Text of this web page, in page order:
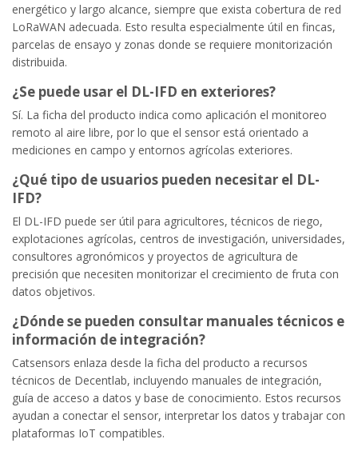
energético y largo alcance, siempre que exista cobertura de red
LoRaWAN adecuada. Esto resulta especialmente útil en fincas,
parcelas de ensayo y zonas donde se requiere monitorización
distribuida.
¿Se puede usar el DL-IFD en exteriores?
Sí. La ficha del producto indica como aplicación el monitoreo
remoto al aire libre, por lo que el sensor está orientado a
mediciones en campo y entornos agrícolas exteriores.
¿Qué tipo de usuarios pueden necesitar el DL-
IFD?
El DL-IFD puede ser útil para agricultores, técnicos de riego,
explotaciones agrícolas, centros de investigación, universidades,
consultores agronómicos y proyectos de agricultura de
precisión que necesiten monitorizar el crecimiento de fruta con
datos objetivos.
¿Dónde se pueden consultar manuales técnicos e
información de integración?
Catsensors enlaza desde la ficha del producto a recursos
técnicos de Decentlab, incluyendo manuales de integración,
guía de acceso a datos y base de conocimiento. Estos recursos
ayudan a conectar el sensor, interpretar los datos y trabajar con
plataformas IoT compatibles.